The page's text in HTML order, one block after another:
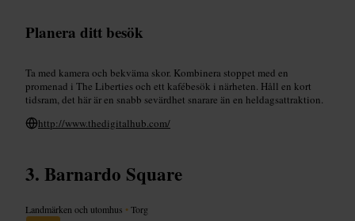
Planera ditt besök
Ta med kamera och bekväma skor. Kombinera stoppet med en
promenad i The Liberties och ett kafébesök i närheten. Håll en kort
tidsram, det här är en snabb sevärdhet snarare än en heldagsattraktion.
http://www.thedigitalhub.com/
Barnardo Square
Landmärken och utomhus •Torg